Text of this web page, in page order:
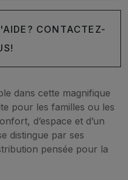
CONTACTEZ-
dans cette magnifique
pour les familles ou les
d’espace et d’un
distingue par ses
pensée pour la